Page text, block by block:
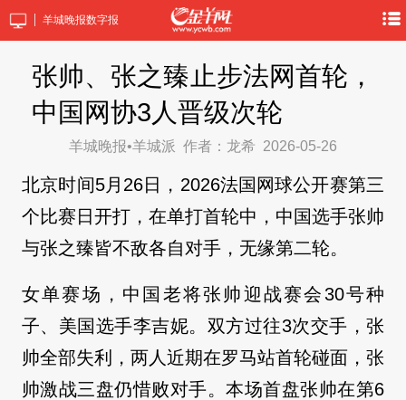
羊城晚报数字报
张帅、张之臻止步法网首轮，
中国网协3人晋级次轮
羊城晚报•羊城派 作者：龙希 2026-05-26
北京时间5月26日，2026法国网球公开赛第三
个比赛日开打，在单打首轮中，中国选手张帅
与张之臻皆不敌各自对手，无缘第二轮。
女单赛场，中国老将张帅迎战赛会30号种
子、美国选手李吉妮。双方过往3次交手，张
帅全部失利，两人近期在罗马站首轮碰面，张
帅激战三盘仍惜败对手。本场首盘张帅在第6